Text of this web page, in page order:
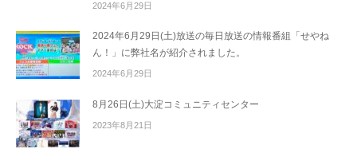
2024年6月29日
2024年6月29日(土)放送の毎日放送の情報番組「せやね
ん！」に弊社名が紹介されました。
2024年6月29日
8月26日(土)大淀コミュニティセンター
2023年8月21日